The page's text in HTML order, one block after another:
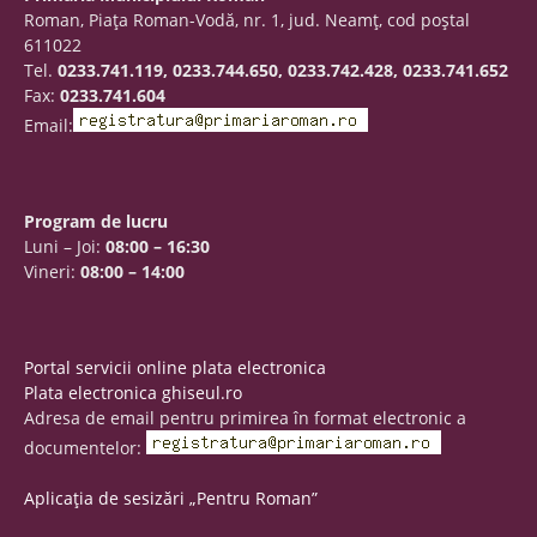
Roman, Piaţa Roman-Vodă, nr. 1, jud. Neamţ, cod poştal
611022
Tel. 0233.741.119, 0233.744.650, 0233.742.428, 0233.741.652
Fax: 0233.741.604
Email:
Program de lucru
Luni – Joi: 08:00 – 16:30
Vineri: 08:00 – 14:00
Portal servicii online plata electronica
Plata electronica ghiseul.ro
Adresa de email pentru primirea în format electronic a
documentelor:
Aplicația de sesizări „Pentru Roman”